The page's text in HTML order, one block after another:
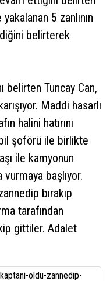
5 zanlının
belirterek
belirten Tuncay Can,
Maddi hasarlı
halini hatırını
şoförü ile birlikte
ile kamyonun
vurmaya başlıyor.
bırakıp
tarafından
gittiler. Adalet